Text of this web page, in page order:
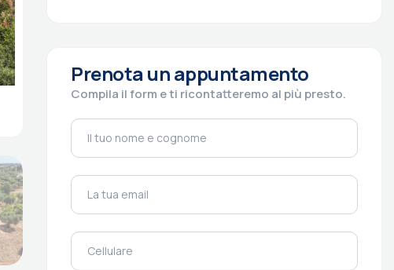
Prenota un appuntamento
Compila il form e ti ricontatteremo al più presto.